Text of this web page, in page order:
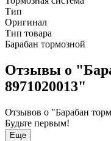
Тип
Оригинал
Тип товара
Барабан тормозной
Отзывы о
8971020013"
Отзывов о "Барабан
Будьте первым!
Еще